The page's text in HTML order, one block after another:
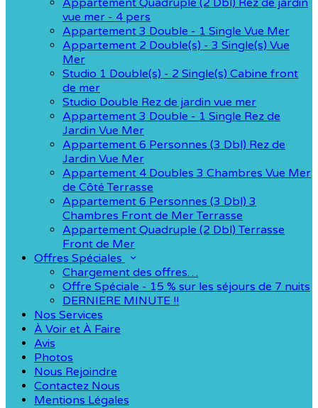
Appartement Quadruple (2 Dbl) Rez de jardin
vue mer - 4 pers
Appartement 3 Double - 1 Single Vue Mer
Appartement 2 Double(s) - 3 Single(s) Vue
Mer
Studio 1 Double(s) - 2 Single(s) Cabine front
de mer
Studio Double Rez de jardin vue mer
Appartement 3 Double - 1 Single Rez de
Jardin Vue Mer
Appartement 6 Personnes (3 Dbl) Rez de
Jardin Vue Mer
Appartement 4 Doubles 3 Chambres Vue Mer
de Côté Terrasse
Appartement 6 Personnes (3 Dbl) 3
Chambres Front de Mer Terrasse
Appartement Quadruple (2 Dbl) Terrasse
Front de Mer
Offres Spéciales
Chargement des offres…
Offre Spéciale - 15 % sur les séjours de 7 nuits
DERNIERE MINUTE !!
Nos Services
À Voir et À Faire
Avis
Photos
Nous Rejoindre
Contactez Nous
Mentions Légales